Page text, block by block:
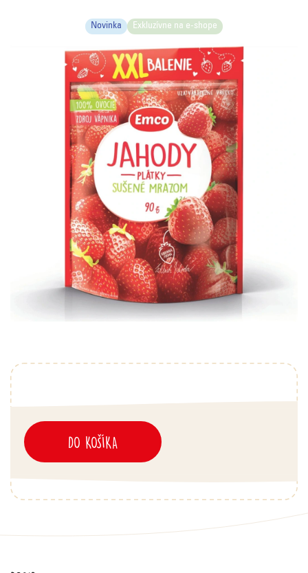
DO KOŠÍKA
Novinka Exkluzívne na e-shope